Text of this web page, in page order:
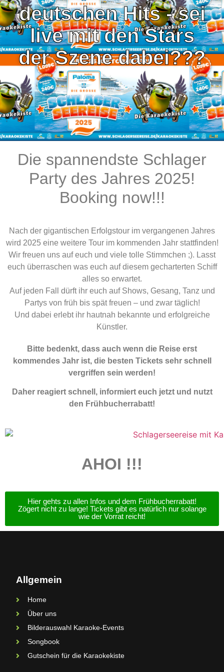
deutschen Hits - sei
live mit den Stars
der Szene dabei???
Die spannendste Schlager
Party des Jahres 2025!
Booking now!!!
Nach der gigantischen Erfolgstour im vergangenen Jahres
wird 2025 eine weitere Tour im kommenden Jahr stattfinden!
Wir freuen uns auf euch und viele tolle Stimmchen ;). Lasst
euch überraschen was euch auf diesem gecharterten Schiff
alles so erwartet.
Auf jeden Fall dürft ihr euch auf Shows, Gesang, Tanz und
Partys von früh bis spät freuen – und zwar täglich!
Und dabei erlebt ihr hautnah bekannte und erfolgreiche
Künstler.
Bitte bedenkt, dass auch wenn die Reise erst
kommendes Jahr ist, die besten Tickets sehr schnell
vergriffen sein werden!
Daher reagiert schnell, informiert euch jetzt und nutzt
den Frühbucherrabatt!
AHOI !!!
Hier gehts zu allen Infos und dem Frühbucherrabatt!
Zögert nicht zu lange! Tickets gibt es natürlich nur solange
wie der Vorrat reicht!
Allgemein
Home
Über uns
Bilderauswahl Karaoke-Events
Songbook
Gutschein für die Karaokekiste